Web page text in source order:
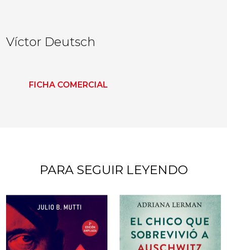
Víctor Deutsch
FICHA COMERCIAL
PARA SEGUIR LEYENDO